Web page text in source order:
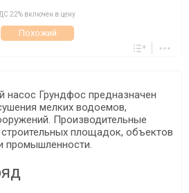
22% включен в цену
Похожий
насос Грундфос предназначен
мелких водоемов,
Производительные
площадок, объектов
промышленности.